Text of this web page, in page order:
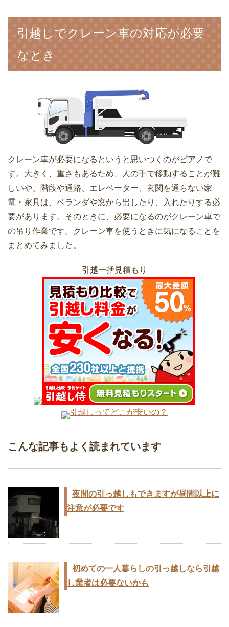
旧居を引越しする前の手土産の準備と挨
拶マナー
引越見積もり依頼のときに準備しておく
べき項目
一人暮らし女性の引越しで防犯上気をつ
けるべき29のこと
電話で見積もり依頼すると引越し費用が
高くなる理由
引越しのときに困るのが家電の接続や故
初めての一人暮らしの引っ越しなら引越
し業者は必要ないかも
引越業者が教えてくれた！業者選びに失
敗しないための見分け方
引越しでクレーン車の対応が必要
なとき
クレーン車が必要になるというと思いつくのがピアノで
す。大きく、重さもあるため、人の手で移動することが難
しいや、階段や通路、エレベーター、玄関を通らない家
電・家具は、ベランダや窓から出したり、入れたりする必
要があります。そのときに、必要になるのがクレーン車で
の吊り作業です。クレーン車を使うときに気になることを
まとめてみました。
引越一括見積もり
引越しってどこが安いの？
こんな記事もよく読まれています
夜間の引っ越しもできますが昼間以上に
注意が必要です
初めての一人暮らしの引っ越しなら引越
し業者は必要ないかも